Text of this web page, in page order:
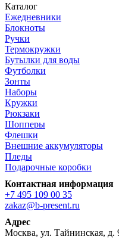
Каталог
Ежедневники
Блокноты
Ручки
Термокружки
Бутылки для воды
Футболки
Зонты
Наборы
Кружки
Рюкзаки
Шопперы
Флешки
Внешние аккумуляторы
Пледы
Подарочные коробки
Контактная информация
+7 495 109 00 35
zakaz@b-present.ru
Адрес
Москва, ул. Тайнинская, д.